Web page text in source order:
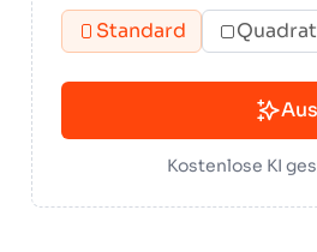
Standard
Kostenlose KI